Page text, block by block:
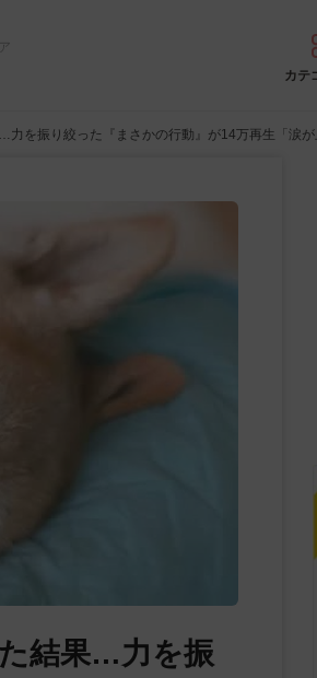
カテ
力を振り絞った『まさかの行動』が14万再生「涙
結果…力を振